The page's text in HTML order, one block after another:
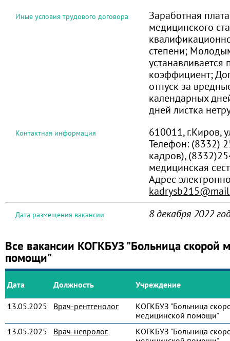
Иные условия трудового договора
Заработная
медицинского
степени;
коэффициент;
отпуск за
календарных
дней листка
Контактная информация
610011, г.Киров,
Телефон: (8332)
кадров),
медицинская
Адрес
Дата размещения вакансии 8 декабря 2022
Все вакансии КОГКБУЗ "Больница скорой
помощи"
Дата Должность Учреждение
13.05.2025 Врач-рентгенолог
КОГКБУЗ "Больница
медицинской помощи"
13.05.2025
Врач-невролог
КОГКБУЗ "Больница